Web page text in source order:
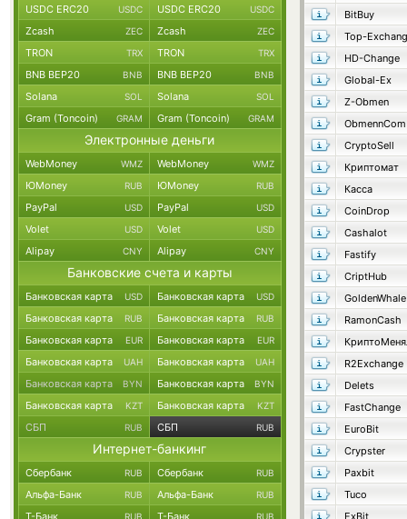
BitBuy
Top-
HD-Change
Global-Ex
Z-Obmen
ObmennCom
CryptoSell
Криптомат
Касса
CoinDrop
Cashalot
Fastify
CriptHub
GoldenWhale
RamonCash
R2Exchange
Delets
FastChange
EuroBit
Crypster
Paxbit
Tuco
ExBit
USDC ERC20 USDC USDC ERC20 USDC
Zcash ZEC Zcash ZEC
TRON TRX TRON TRX
BNB BEP20 BNB BNB BEP20 BNB
Solana SOL Solana SOL
Gram (Toncoin) GRAM Gram (Toncoin) GRAM
Электронные деньги
WebMoney WMZ WebMoney WMZ
ЮMoney RUB ЮMoney RUB
PayPal USD PayPal USD
Volet USD Volet USD
Alipay CNY Alipay CNY
Банковские счета и карты
Банковская карта USD Банковская карта USD
Банковская карта RUB Банковская карта RUB
Банковская карта EUR Банковская карта EUR
Банковская карта UAH Банковская карта UAH
Банковская карта BYN Банковская карта BYN
Банковская карта KZT Банковская карта KZT
СБП RUB СБП RUB
Интернет-банкинг
Сбербанк RUB Сбербанк RUB
Альфа-Банк RUB Альфа-Банк RUB
Т-Банк RUB Т-Банк RUB